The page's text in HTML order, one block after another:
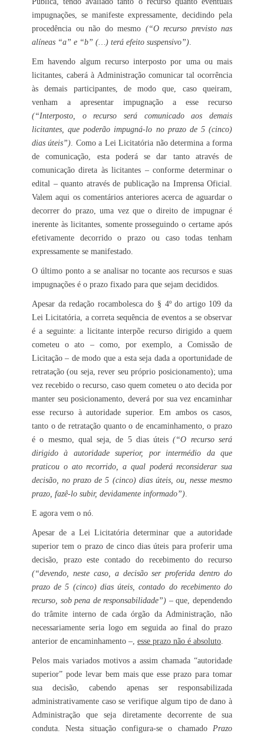
impugnações, se manifeste expressamente, decidindo pela
procedência ou não do mesmo (“O recurso previsto nas
alíneas “a” e “b” (…) terá efeito suspensivo”).
Em havendo algum recurso interposto por uma ou mais
licitantes, caberá à Administração comunicar tal ocorrência
às demais participantes, de modo que, caso queiram,
venham a apresentar impugnação a esse recurso
(“Interposto, o recurso será comunicado aos demais
licitantes, que poderão impugná-lo no prazo de 5 (cinco)
dias úteis”). Como a Lei Licitatória não determina a forma
de comunicação, esta poderá se dar tanto através de
comunicação direta às licitantes – conforme determinar o
edital – quanto através de publicação na Imprensa Oficial.
Valem aqui os comentários anteriores acerca de aguardar o
decorrer do prazo, uma vez que o direito de impugnar é
inerente às licitantes, somente prosseguindo o certame após
efetivamente decorrido o prazo ou caso todas tenham
expressamente se manifestado.
O último ponto a se analisar no tocante aos recursos e suas
impugnações é o prazo fixado para que sejam decididos.
Apesar da redação rocambolesca do § 4º do artigo 109 da
Lei Licitatória, a correta sequência de eventos a se observar
é a seguinte: a licitante interpõe recurso dirigido a quem
cometeu o ato – como, por exemplo, a Comissão de
Licitação – de modo que a esta seja dada a oportunidade de
retratação (ou seja, rever seu próprio posicionamento); uma
vez recebido o recurso, caso quem cometeu o ato decida por
manter seu posicionamento, deverá por sua vez encaminhar
esse recurso à autoridade superior. Em ambos os casos,
tanto o de retratação quanto o de encaminhamento, o prazo
é o mesmo, qual seja, de 5 dias úteis(“O recurso será
dirigido à autoridade superior, por intermédio da que
praticou o ato recorrido, a qual poderá reconsiderar sua
decisão, no prazo de 5 (cinco) dias úteis, ou, nesse mesmo
prazo, fazê-lo subir, devidamente informado”).
E agora vem o nó.
Apesar de a Lei Licitatória determinar que a autoridade
superior tem o prazo de cinco dias úteis para proferir uma
decisão, prazo este contado do recebimento do recurso
(“devendo, neste caso, a decisão ser proferida dentro do
prazo de 5 (cinco) dias úteis, contado do recebimento do
recurso, sob pena de responsabilidade”) – que, dependendo
do trâmite interno de cada órgão da Administração, não
necessariamente seria logo em seguida ao final do prazo
anterior de encaminhamento –, esse prazo não é absoluto.
Pelos mais variados motivos a assim chamada “autoridade
superior” pode levar bem mais que esse prazo para tomar
sua decisão, cabendo apenas ser responsabilizada
administrativamente caso se verifique algum tipo de dano à
Administração que seja diretamente decorrente de sua
conduta. Nesta situação configura-se o chamado Prazo